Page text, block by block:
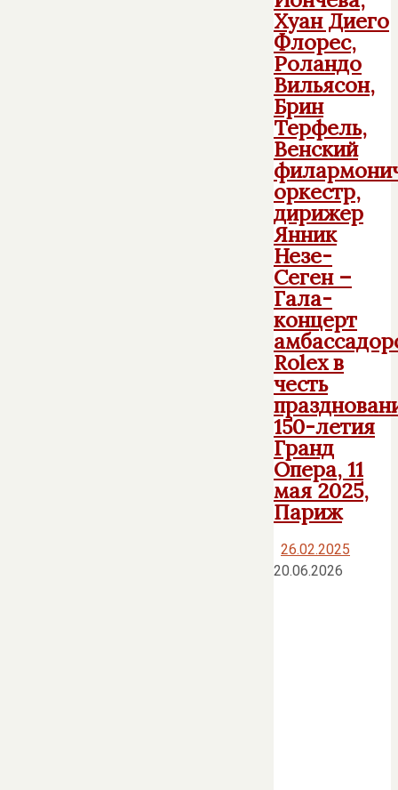
Хуан Диего
Флорес,
Роландо
Вильясон,
Брин
Терфель,
Венский
оркестр,
дирижер
Янник
Незе-
Сеген –
Гала-
концерт
Rolex в
честь
150-летия
Гранд
Опера, 11
мая 2025,
Париж
26.02.2025
20.06.2026